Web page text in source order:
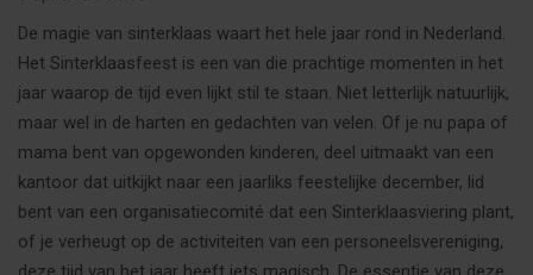
De magie van sinterklaas waart het hele jaar rond in Nederland.
Het Sinterklaasfeest is een van die prachtige momenten in het
jaar waarop de tijd even lijkt stil te staan. Niet letterlijk natuurlijk,
maar wel in de harten en gedachten van velen. Of je nu papa of
mama bent van opgewonden kinderen, deel uitmaakt van een
kantoor dat uitkijkt naar een jaarliks feestelijke december, lid
bent van een organisatiecomité dat een Sinterklaasviering plant,
of je verheugt op de activiteiten van een personeelsvereniging,